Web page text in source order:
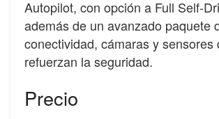
Autopilot, con opción a Full Self-
además de un avanzado paquete
conectividad, cámaras y sensores
refuerzan la seguridad.
Precio